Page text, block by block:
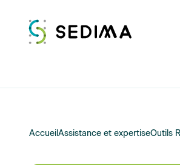
AccueilAssistance et expertiseOutils